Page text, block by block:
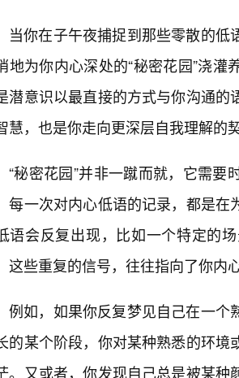
当你在子午夜捕捉到那些零散的
地为你内心深处的“秘密花园”浇
潜意识以最直接的方式与你沟通
慧，也是你走向更深层自我理解的
“秘密花园”并非一蹴而就，它需
每一次对内心低语的记录，都是
语会反复出现，比如一个特定的
这些重复的信号，往往指向了你内
例如，如果你反复梦见自己在一个
的某个阶段，你对某种熟悉的环
。又或者，你发现自己总是被某